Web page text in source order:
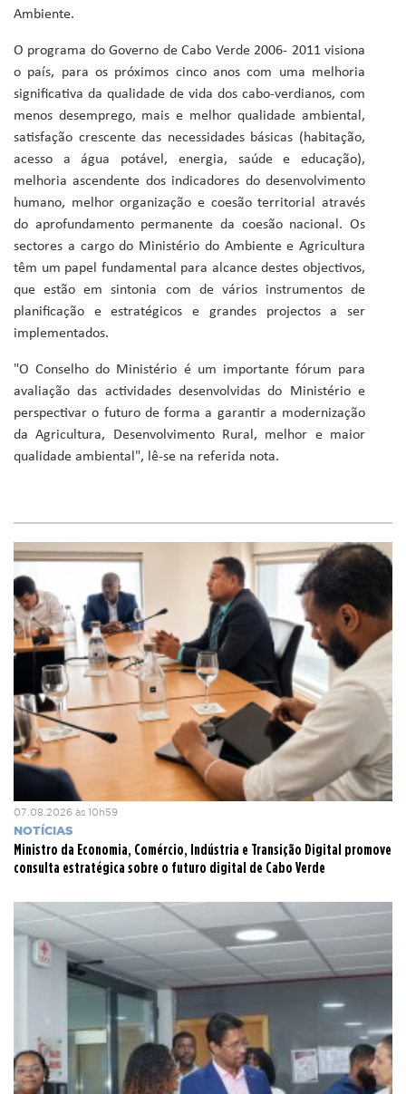
Ambiente.
O programa do Governo de Cabo Verde 2006- 2011 visiona
o país, para os próximos cinco anos com uma melhoria
significativa da qualidade de vida dos cabo-verdianos, com
menos desemprego, mais e melhor qualidade ambiental,
satisfação crescente das necessidades básicas (habitação,
acesso a água potável, energia, saúde e educação),
melhoria ascendente dos indicadores do desenvolvimento
humano, melhor organização e coesão territorial através
do aprofundamento permanente da coesão nacional. Os
sectores a cargo do Ministério do Ambiente e Agricultura
têm um papel fundamental para alcance destes objectivos,
que estão em sintonia com de vários instrumentos de
planificação e estratégicos e grandes projectos a ser
implementados.
"O Conselho do Ministério é um importante fórum para
avaliação das actividades desenvolvidas do Ministério e
perspectivar o futuro de forma a garantir a modernização
da Agricultura, Desenvolvimento Rural, melhor e maior
qualidade ambiental", lê-se na referida nota.
07.08.2026 às 10h59
NOTÍCIAS
Ministro da Economia, Comércio, Indústria e Transição Digital promove
consulta estratégica sobre o futuro digital de Cabo Verde